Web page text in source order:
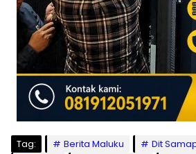
Tag: Berita Maluku Dit